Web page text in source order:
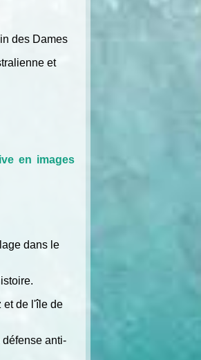
des Dames
et
en images
dans le
et de l'île de
anti-